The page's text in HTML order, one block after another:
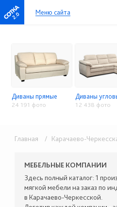
2.0 Меню сайта
Диваны прямые
24 191 фото
Диваны
12 438 фото
Главная / Карачаево-
МЕБЕЛЬНЫЕ КОМПАНИИ
Здесь полный каталог: 1
мягкой мебели на заказ по
в Карачаево-Черкесской.